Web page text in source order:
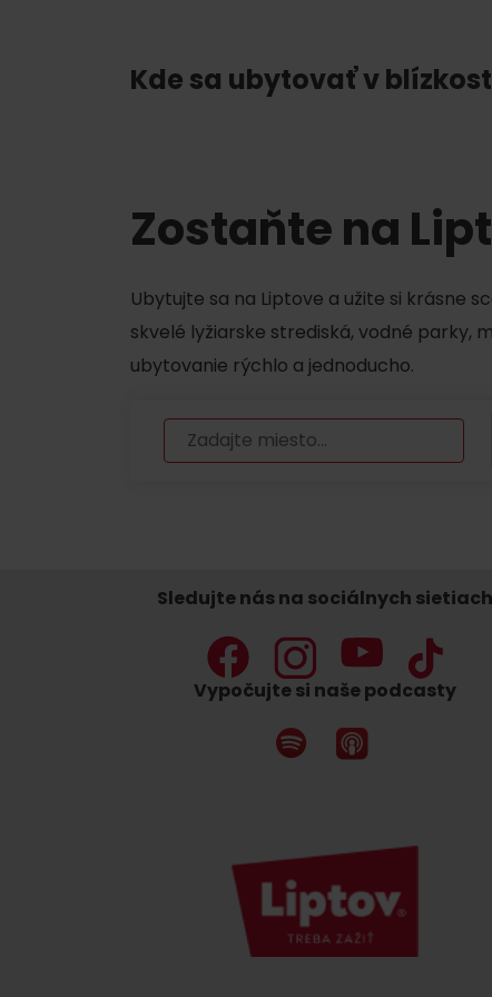
TOP ATRAKCIE
Požičovne
Servisy
Nemáš auto a potrebuješ zviesť?
Mara Bus
Ski&Aqua Bus
Autobusová
Vlaková
VIAC O NEPOZNANÝCH MIESTACH
Kde sa ubytovať v
Zostaňte na
Ubytujte sa na Liptove a užite si krásne
skvelé lyžiarske strediská, vodné parky,
ubytovanie rýchlo a jednoducho.
Sledujte nás na sociálnych sietiach
Vypočujte si naše podcasty